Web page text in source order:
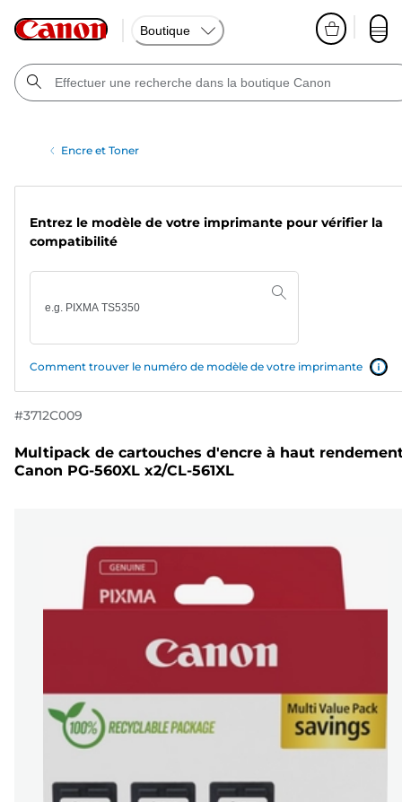
Boutique
Encre et Toner
Entrez le modèle de votre imprimante pour vérifier la
compatibilité
Comment trouver le numéro de modèle de votre imprimante
#3712C009
Multipack de cartouches d'encre à haut
Canon PG-560XL x2/CL-561XL